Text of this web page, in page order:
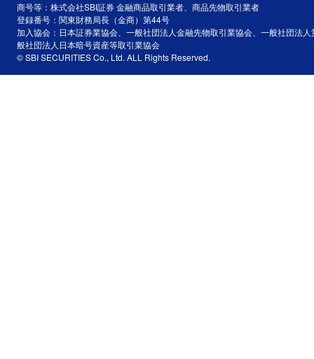
商号等：株式会社SBI証券 金融商品取引業者、商品先物取引業者
登録番号：関東財務局長（金商）第44号
加入協会：日本証券業協会、一般社団法人金融先物取引業協会、一般社団法
般社団法人日本暗号資産等取引業協会
© SBI SECURITIES Co., Ltd. ALL Rights Reserved.